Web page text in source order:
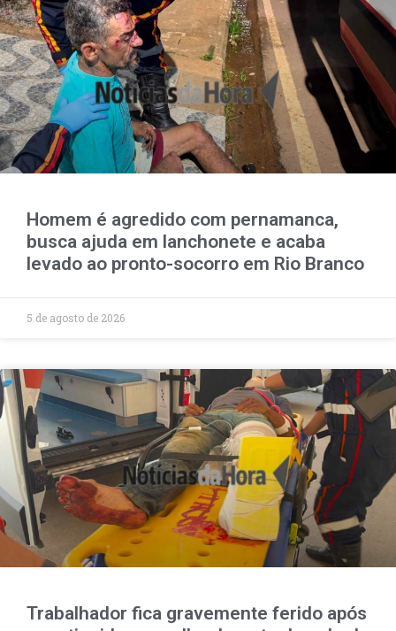
Homem é agredido com pernamanca,
busca ajuda em lanchonete e acaba
levado ao pronto-socorro em Rio Branco
5 de agosto de 2026
Trabalhador fica gravemente ferido após